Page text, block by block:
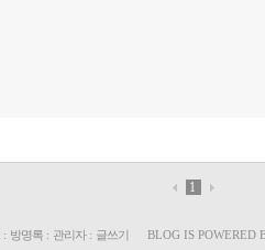
1
: 방명록 : 관리자: 글쓰기 BLOG IS POWERED